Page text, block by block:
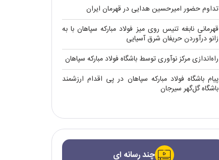
تداوم حضور امیرحسین هدایی در قهرمان ایران
قهرمانی نابغه تنیس روی میز فولاد مبارکه سپاهان با به
زانو درآوردن حریفان شرق آسیایی
راه‌اندازی مرکز نوآوری توسط باشگاه فولاد مبارکه سپاهان
پیام باشگاه فولاد مبارکه سپاهان در پی اقدام ارزشمند
باشگاه گل‌گهر سیرجان
چند رسانه ای